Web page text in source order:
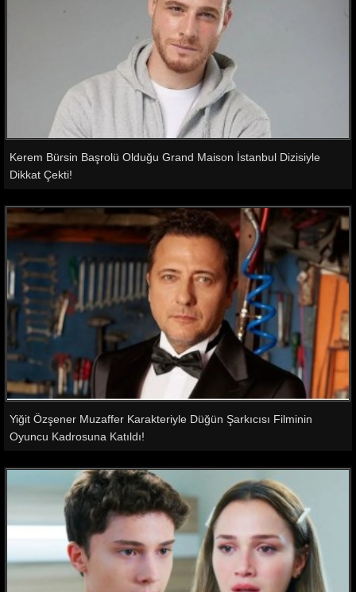
Kerem Bürsin Başrolü Olduğu Grand Maison İstanbul Dizisiyle
Dikkat Çekti!
Yiğit Özşener Muzaffer Karakteriyle Düğün Şarkıcısı Filminin
Oyuncu Kadrosuna Katıldı!